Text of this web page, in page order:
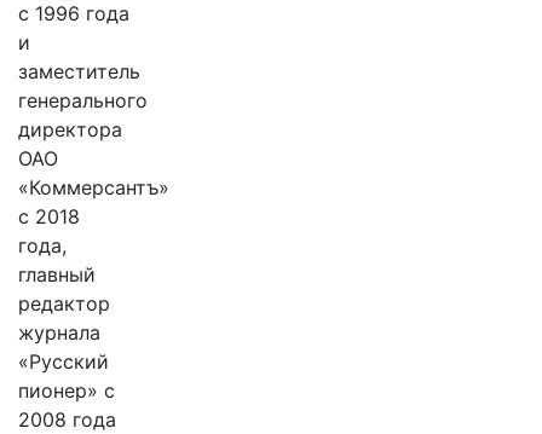
с 1996 года
и
заместитель
генерального
директора
ОАО
«Коммерсантъ»
с 2018
года,
главный
редактор
журнала
«Русский
пионер» с
2008 года